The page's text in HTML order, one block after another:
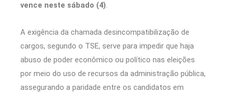
vence neste sábado (4).
A exigência da chamada desincompatibilização de
cargos, segundo o TSE, serve para impedir que haja
abuso de poder econômico ou político nas eleições
por meio do uso de recursos da administração pública,
assegurando a paridade entre os candidatos em